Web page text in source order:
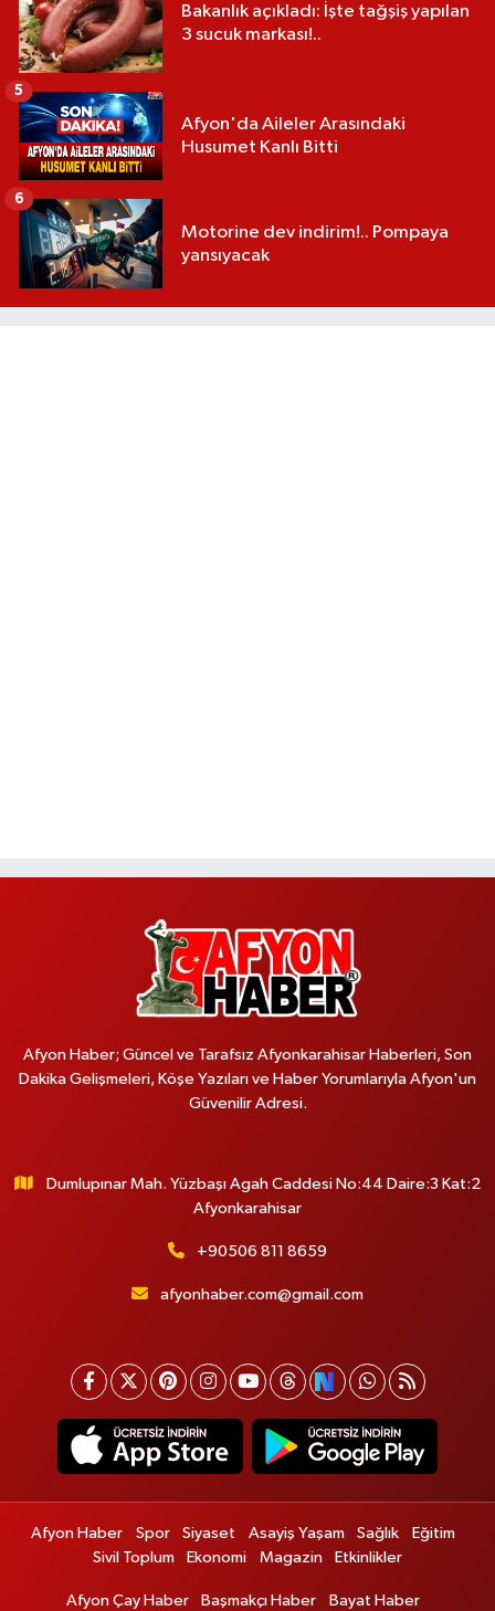
Bakanlık açıkladı: İşte tağşiş yapılan
3 sucuk markası!..
Afyon'da Aileler Arasındaki
Husumet Kanlı Bitti
5
Motorine dev indirim!.. Pompaya
yansıyacak
6
Afyon Haber; Güncel ve Tarafsız Afyonkarahisar Haberleri, Son
Dakika Gelişmeleri, Köşe Yazıları ve Haber Yorumlarıyla Afyon'un
Güvenilir Adresi.
Dumlupınar Mah. Yüzbaşı Agah Caddesi No:44 Daire:3 Kat:2
Afyonkarahisar
+90506 811 8659
afyonhaber.com@gmail.com
Afyon Haber Spor Siyaset Asayiş Yaşam Sağlık
Eğitim
Sivil Toplum
Ekonomi Magazin Etkinlikler
Afyon Çay Haber Başmakçı Haber Bayat Haber